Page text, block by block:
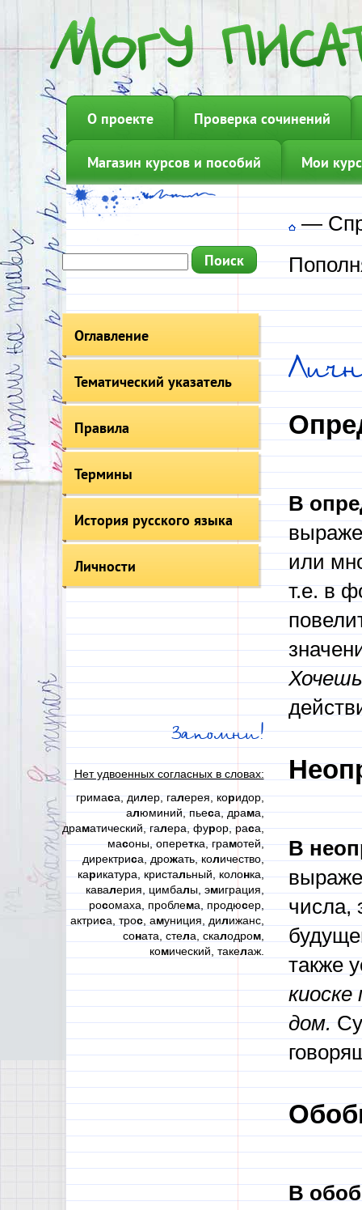
О проекте Проверка сочинений
Магазин курсов и пособий Мои
Оглавление
Тематический указатель
Правила
Термины
История русского языка
Личности
Запомни!
Нет удвоенных согласных в словах:
гримаса, дилер, галерея, коридор,
алюминий, пьеса, драма,
драматический, галера, фурор, раса,
масоны, оперетка, грамотей,
директриса, дрожать, количество,
карикатура, кристальный, колонка,
кавалерия, цимбалы, эмиграция,
росомаха, проблема, продюсер,
актриса, трос, амуниция, дилижанс,
соната, стела, скалодром,
комический, такелаж.
—
В
или
т.е. в
В
числа,
также
дом.
В